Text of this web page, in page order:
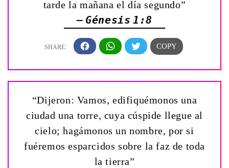
tarde la mañana el día segundo”
— Génesis 1:8
“Dijeron: Vamos, edifiquémonos una
ciudad una torre, cuya cúspide llegue al
cielo; hagámonos un nombre, por si
fuéremos esparcidos sobre la faz de toda
la tierra”